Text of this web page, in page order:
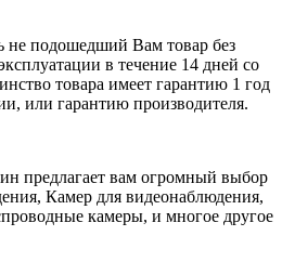
не подошедший Вам товар без
в течение 14 дней со
товара имеет гарантию 1 год
или гарантию производителя.
предлагает вам огромный выбор
Камер для видеонаблюдения,
камеры, и многое другое